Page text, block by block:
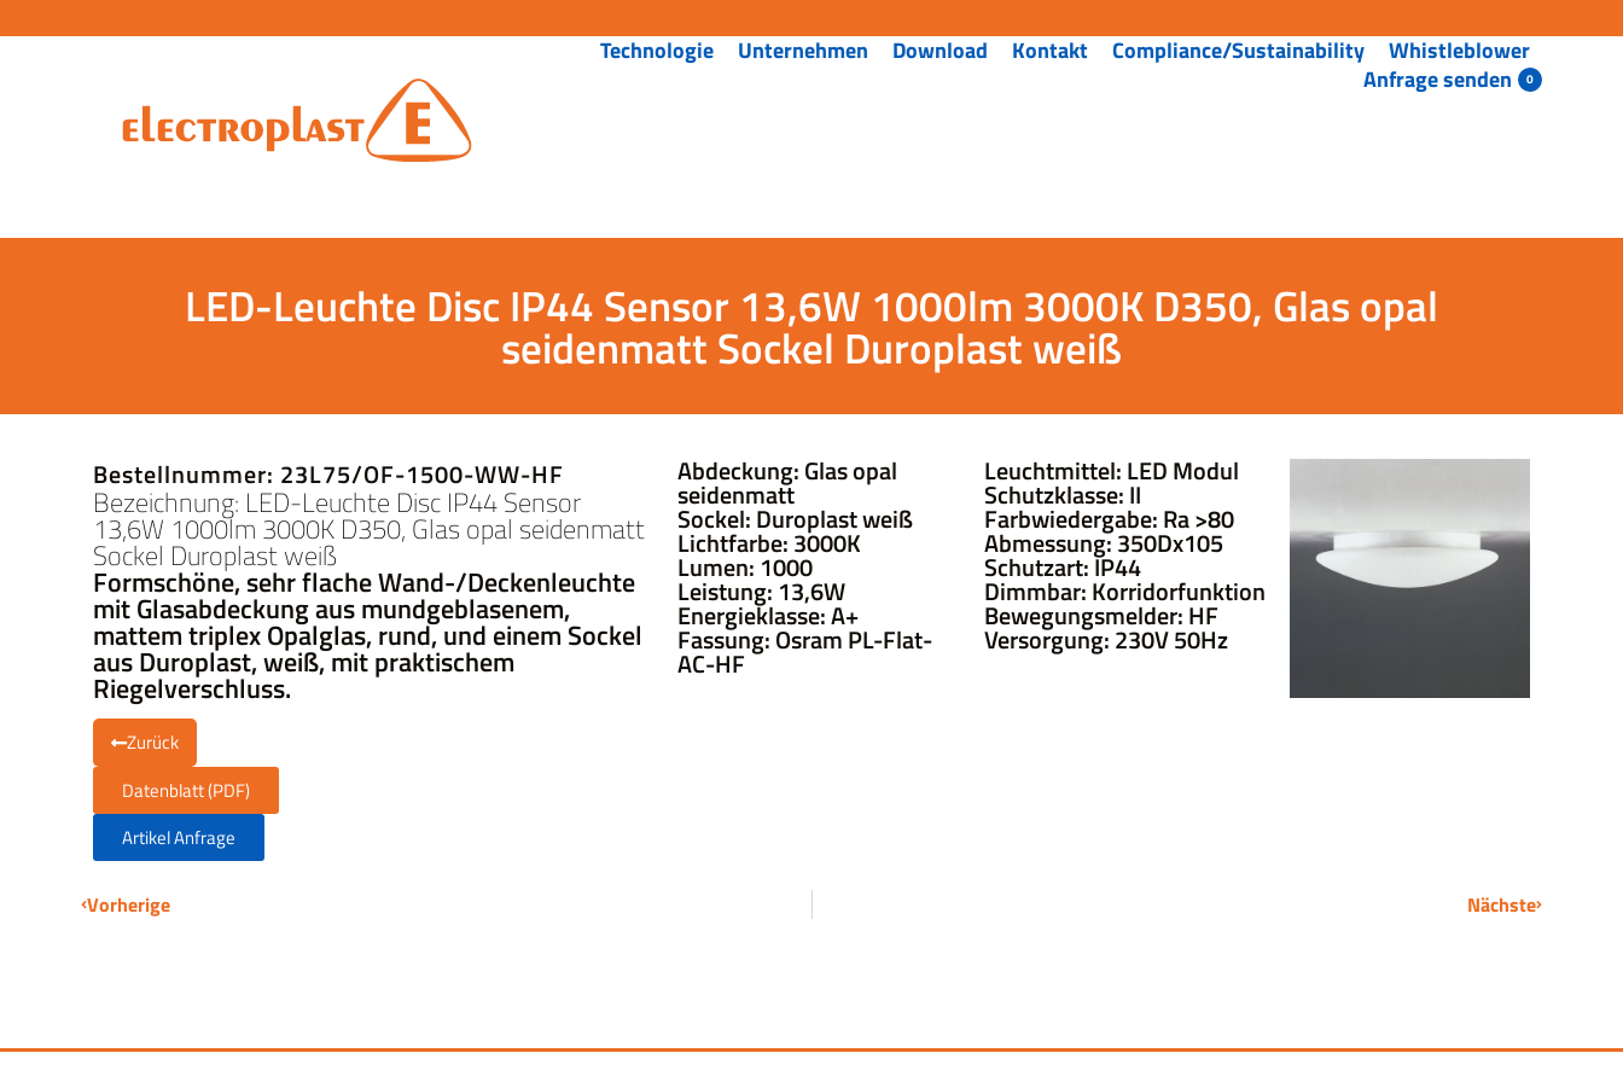
Technologie Unternehmen Download Kontakt Compliance/Sustainability
Whistleblower
Anfrage senden
LED-Leuchte Disc IP44 Sensor 13,6W 1000lm 3000K D350, Glas opal
seidenmatt Sockel Duroplast weiß
Bestellnummer: 23L75/OF-1500-WW-HF
Bezeichnung: LED-Leuchte Disc IP44 Sensor
13,6W 1000lm 3000K D350, Glas opal seidenmatt
Sockel Duroplast weiß
Formschöne, sehr flache Wand-/Deckenleuchte
mit Glasabdeckung aus mundgeblasenem,
mattem triplex Opalglas, rund, und einem Sockel
aus Duroplast, weiß, mit praktischem
Riegelverschluss.
Zurück
Datenblatt (PDF)
Artikel Anfrage
Abdeckung: Glas opal
seidenmatt
Sockel: Duroplast weiß
Lichtfarbe: 3000K
Lumen: 1000
Leistung: 13,6W
Energieklasse: A+
Fassung: Osram PL-Flat-
AC-HF
Leuchtmittel: LED Modul
Schutzklasse: II
Farbwiedergabe: Ra >80
Abmessung: 350Dx105
Schutzart: IP44
Dimmbar: Korridorfunktion
Bewegungsmelder: HF
Versorgung: 230V 50Hz
Vorherige Nächste